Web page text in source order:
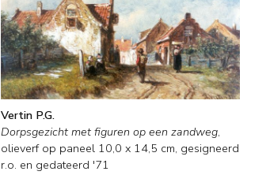
Vertin P.G.
Dorpsgezicht met figuren op een zandweg,
olieverf op paneel 10,0 x 14,5 cm, gesigneerd
r.o. en gedateerd '71